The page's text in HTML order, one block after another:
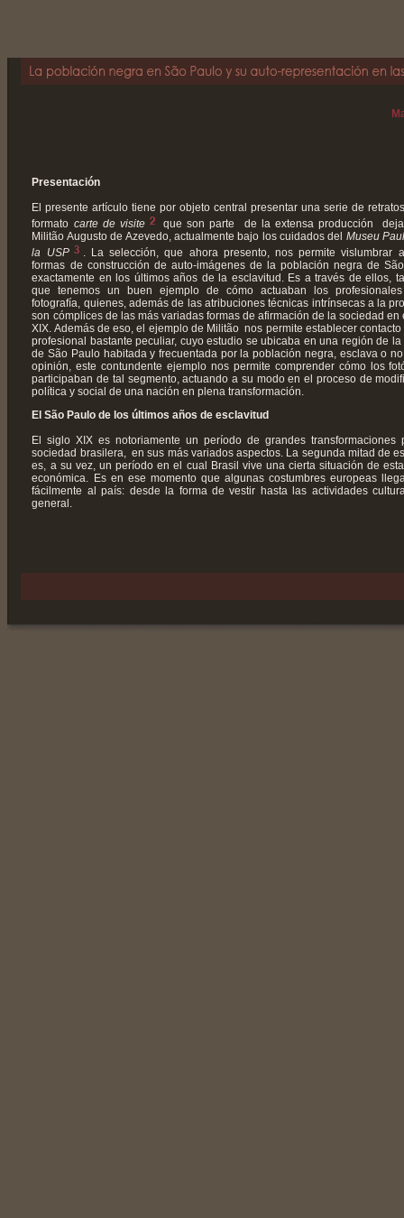
Presentación
El presente artículo tiene por objeto central presentar una serie de
formato carte de visite
que son parte de la extensa producción
Militão Augusto de Azevedo, actualmente bajo los cuidados del Museu
la USP
. La selección, que ahora presento, nos permite vislumbrar
formas de construcción de auto-imágenes de la población negra de
exactamente en los últimos años de la esclavitud. Es a través de ellos,
que tenemos un buen ejemplo de cómo actuaban los
fotografía, quienes, además de las atribuciones técnicas intrínsecas a la
son cómplices de las más variadas formas de afirmación de la sociedad en
XIX. Además de eso, el ejemplo de Militão nos permite establecer contacto
profesional bastante peculiar, cuyo estudio se ubicaba en una región de
de São Paulo habitada y frecuentada por la población negra, esclava o
opinión, este contundente ejemplo nos permite comprender cómo los
participaban de tal segmento, actuando a su modo en el proceso de
política y social de una nación en plena transformación.
El São Paulo de los últimos años de esclavitud
El siglo XIX es notoriamente un período de grandes transformaciones
sociedad brasilera, en sus más variados aspectos. La segunda mitad de
es, a su vez, un período en el cual Brasil vive una cierta situación de
económica. Es en ese momento que algunas costumbres europeas
fácilmente al país: desde la forma de vestir hasta las actividades
general.